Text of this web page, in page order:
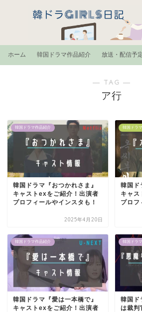
ホーム 韓国ドラマ作品紹介 放送・配信予
― TAG ―
ア行
韓国ドラマ作品紹介
韓国ドラマ『おつかれさま』
キャストexをご紹介！出演者
プロフィールやインスタも！
2025年4月20日
韓国ドラ
韓国ド
キャス
プロフ
韓国ドラマ作品紹介
韓国ドラマ『愛は一本橋で』
キャストexをご紹介！出演者
韓国ドラ
韓国ド
は裁判